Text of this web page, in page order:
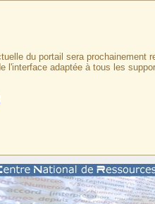
du portail sera prochainement
l'interface adaptée à tous les